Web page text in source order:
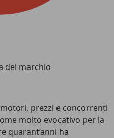
del marchio
prezzi e concorrenti
molto evocativo per la
quarant’anni ha